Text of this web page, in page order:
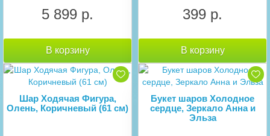
5 899 р.
В корзину
399 р.
В корзину
Шар Ходячая Фигура,
Олень, Коричневый (61 см)
Букет шаров Холодное
сердце, Зеркало Анна и
Эльза